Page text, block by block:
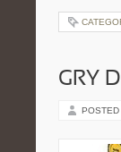
GRY
POSTED